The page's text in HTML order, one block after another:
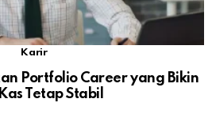
Karir
Portfolio Career yang Bikin
Tetap Stabil